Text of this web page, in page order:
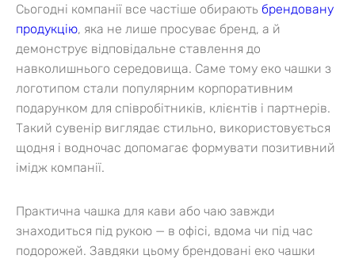
Сьогодні компанії все частіше обирають брендовану
продукцію, яка не лише просуває бренд, а й
демонструє відповідальне ставлення до
навколишнього середовища. Саме тому еко чашки з
логотипом стали популярним корпоративним
подарунком для співробітників, клієнтів і партнерів.
Такий сувенір виглядає стильно, використовується
щодня і водночас допомагає формувати позитивний
імідж компанії.
Практична чашка для кави або чаю завжди
знаходиться під рукою — в офісі, вдома чи під час
подорожей. Завдяки цьому брендовані еко чашки